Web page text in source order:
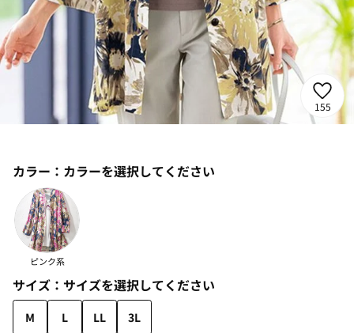
155
カラー： カラーを選択してください
ピンク系
サイズ： サイズを選択してください
M L LL
3L